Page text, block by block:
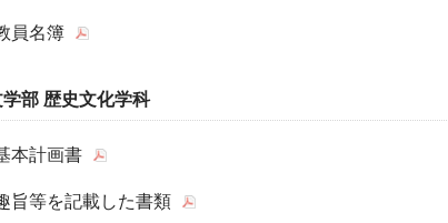
員名簿
学部 歴史文化学科
本計画書
旨等を記載した書類